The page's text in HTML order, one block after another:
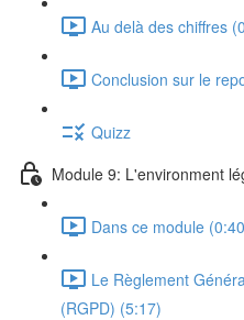
Au delà des chiffres
Conclusion sur le
Quizz
Module 9: L'environment
Dans ce module
Le Règlement
(RGPD) (5:17)